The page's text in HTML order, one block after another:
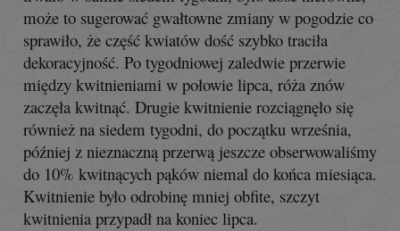
może to sugerować gwałtowne zmiany w pogodzie co
sprawiło, że część kwiatów dość szybko traciła
dekoracyjność. Po tygodniowej zaledwie przerwie
między kwitnieniami w połowie lipca, róża znów
zaczęła kwitnąć. Drugie kwitnienie rozciągnęło się
również na siedem tygodni, do początku września,
później z nieznaczną przerwą jeszcze obserwowaliśmy
do 10% kwitnących pąków niemal do końca miesiąca.
Kwitnienie było odrobinę mniej obfite, szczyt
kwitnienia przypadł na koniec lipca.